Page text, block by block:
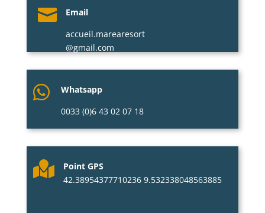
+33 (0)4.95.38.55.37
LS Location Jet-ski
+33 (0)6.35.16.45.55

Email
accueil.marearesort
@gmail.com

Whatsapp
0033 (0)6 43 02 07 18

Point GPS
42.38954377710236 9.532338048563885